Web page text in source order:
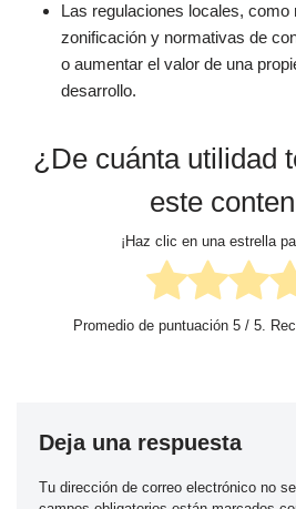
Las regulaciones locales, como
zonificación y normativas de
o aumentar el valor de una
desarrollo.
¿De cuánta utilidad
este
¡Haz clic en una estrella
Promedio de puntuación 5 / 5.
Deja una respuesta
Tu dirección de correo electrónico no